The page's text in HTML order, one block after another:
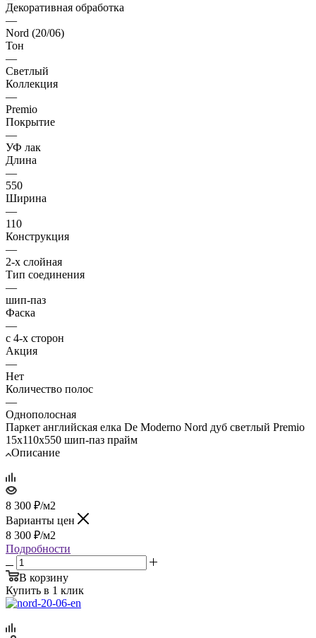
Декоративная обработка
—
Nord (20/06)
Тон
—
Светлый
Коллекция
—
Premio
Покрытие
—
УФ лак
Длина
—
550
Ширина
—
110
Конструкция
—
2-х слойная
Тип соединения
—
шип-паз
Фаска
—
с 4-х сторон
Акция
—
Нет
Количество полос
—
Однополосная
Паркет английская елка De Moderno Nord дуб светлый Premio
15х110х550 шип-паз прайм
Описание
8 300 ₽/м2
Варианты цен
8 300 ₽/м2
Подробности
В корзину
Купить в 1 клик